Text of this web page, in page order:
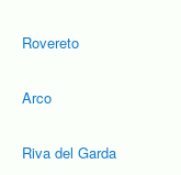
Rovereto
Arco
Riva del Garda